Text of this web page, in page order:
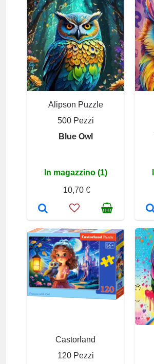
Alipson Puzzle
500 Pezzi
Blue Owl
In magazzino (1)
10,70 €
Castorland
120 Pezzi